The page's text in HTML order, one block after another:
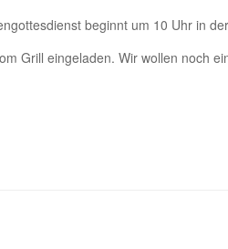
beginnt um 10 Uhr in
Grill eingeladen. Wir wollen noch